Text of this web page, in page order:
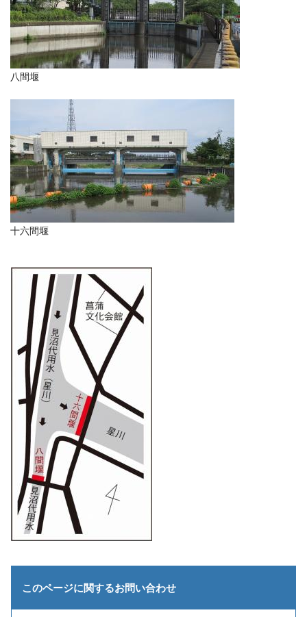
八間堰
十六間堰
このページに関するお問い合わせ